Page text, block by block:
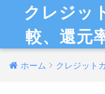
クレジッ
較、還元
ホーム クレジット